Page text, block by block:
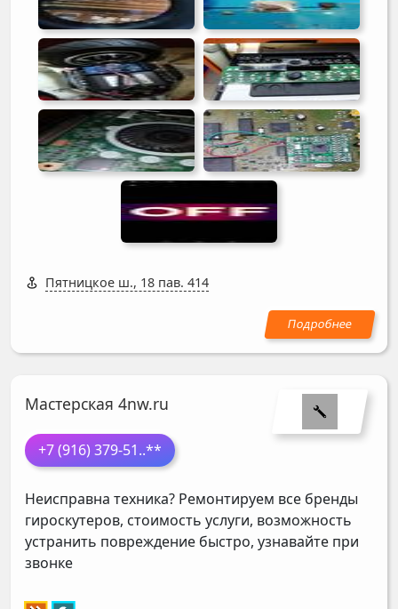
Пятницкое ш., 18 пав. 414
Мастерская 4nw.ru
+7 (916) 379-51..**
Неисправна техника? Ремонтируем все бренды
гироскутеров, стоимость услуги, возможность
устранить повреждение быстро, узнавайте при
звонке